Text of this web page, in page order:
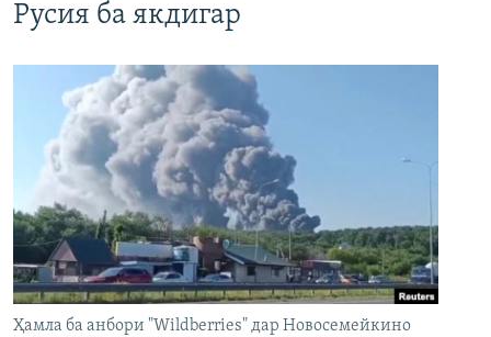
Русия ба якдигар
Ҳамла ба анбори "Wildberries" дар Новосемейкино